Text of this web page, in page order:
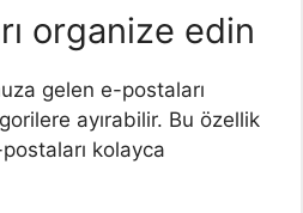
organize edin
gelen e-postaları
ayırabilir. Bu özellik
kolayca